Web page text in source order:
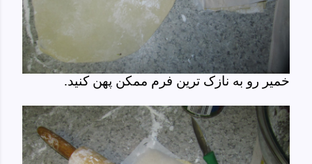
خمیر رو به نازک ترین فرم ممکن پهن کنید.